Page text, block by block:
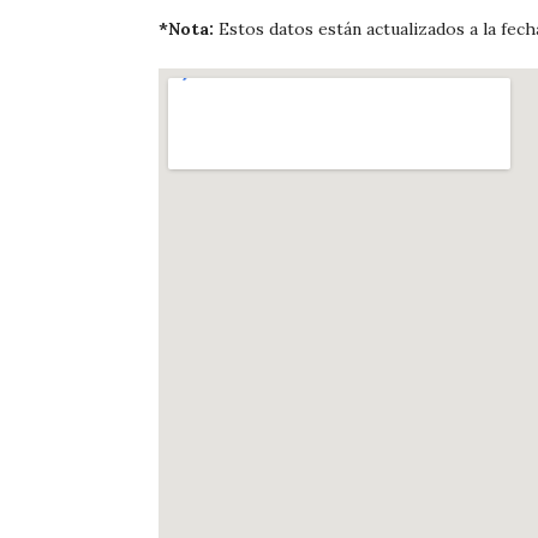
*Nota: Estos datos están actualizados a la